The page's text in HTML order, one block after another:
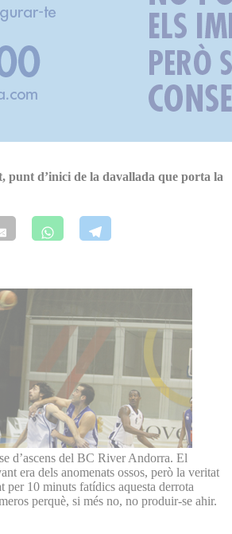
punt d’inici de la davallada que porta la
d’ascens del BC River Andorra. El
era dels anomenats ossos, però la veritat
per 10 minuts fatídics aquesta derrota
perquè, si més no, no produir-se ahir.